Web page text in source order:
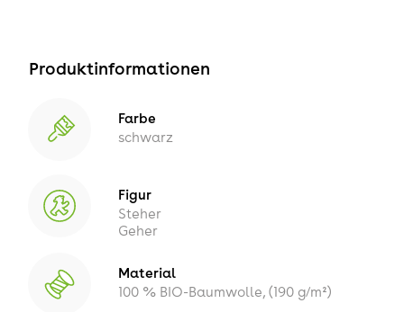
Produktinformationen
Farbe
schwarz
Figur
Steher
Geher
Material
100 % BIO-Baumwolle, (190 g/m²)